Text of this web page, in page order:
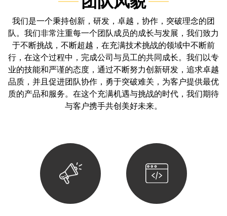
我们是一个秉持创新，研发，卓越，协作，突破理念的团
队。我们非常注重每一个团队成员的成长与发展，我们致力
于不断挑战，不断超越，在充满技术挑战的领域中不断前
行，在这个过程中，完成公司与员工的共同成长。我们以专
业的技能和严谨的态度，通过不断努力创新研发，追求卓越
品质，并且促进团队协作，勇于突破难关，为客户提供最优
质的产品和服务。在这个充满机遇与挑战的时代，我们期待
与客户携手共创美好未来。